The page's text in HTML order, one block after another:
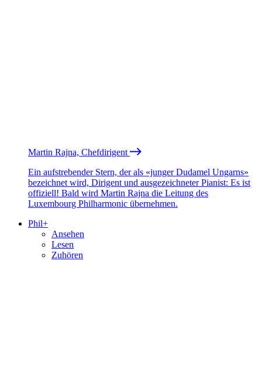
Martin Rajna, Chefdirigent
Ein aufstrebender Stern, der als «junger Dudamel Ungarns»
bezeichnet wird, Dirigent und ausgezeichneter Pianist: Es ist
offiziell! Bald wird Martin Rajna die Leitung des
Luxembourg Philharmonic übernehmen.
Phil+
Ansehen
Lesen
Zuhören